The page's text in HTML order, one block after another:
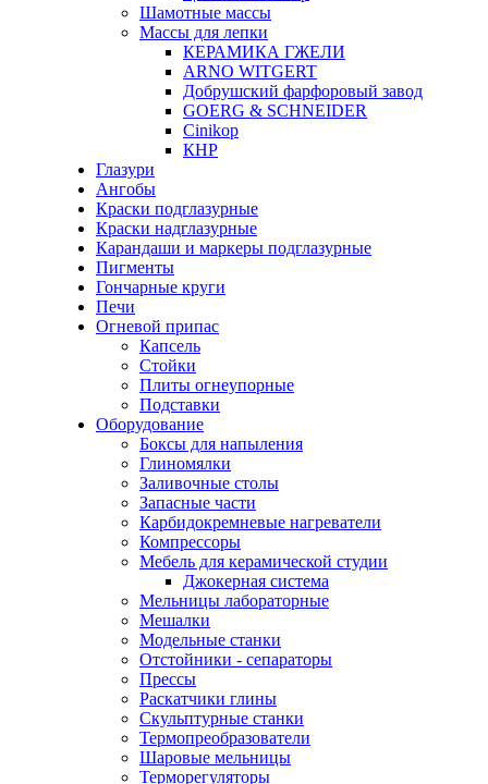
Шамотные массы
Массы для лепки
КЕРАМИКА ГЖЕЛИ
ARNO WITGERT
Добрушский фарфоровый завод
GOERG & SCHNEIDER
Cinikop
КНР
Глазури
Ангобы
Краски подглазурные
Краски надглазурные
Карандаши и маркеры подглазурные
Пигменты
Гончарные круги
Печи
Огневой припас
Капсель
Стойки
Плиты огнеупорные
Подставки
Оборудование
Боксы для напыления
Глиномялки
Заливочные столы
Запасные части
Карбидокремневые нагреватели
Компрессоры
Мебель для керамической студии
Джокерная система
Мельницы лабораторные
Мешалки
Модельные станки
Отстойники - сепараторы
Прессы
Раскатчики глины
Скульптурные станки
Термопреобразователи
Шаровые мельницы
Терморегуляторы